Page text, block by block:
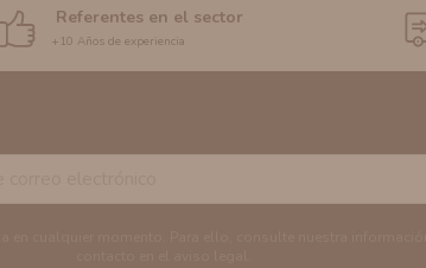
Referentes en el sector
+10 Años de experiencia